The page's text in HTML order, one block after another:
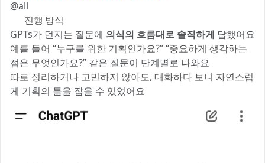
@all
✅ 진행 방식
GPTs가 던지는 질문에 의식의 흐름대로 솔직하게 답했어요
예를 들어 “누구를 위한 기획인가요?” “중요하게 생각하는
점은 무엇인가요?” 같은 질문이 단계별로 나와요
따로 정리하거나 고민하지 않아도, 대화하다 보니 자연스럽
게 기획의 틀을 잡을 수 있었어요